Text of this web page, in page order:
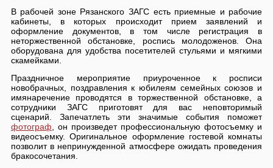
В рабочей зоне Рязанского ЗАГС есть приемные и рабочие
кабинеты, в которых происходит прием заявлений и
оформление документов, в том числе регистрация в
неторжественной обстановке, роспись молодоженов. Она
оборудована для удобства посетителей стульями и мягкими
скамейками.
Праздничное мероприятие приуроченное к росписи
новобрачных, поздравления к юбилеям семейных союзов и
имянаречение проводятся в торжественной обстановке, а
сотрудники ЗАГС приготовят для вас неповторимый
сценарий. Запечатлеть эти значимые события поможет
фотограф, он произведет профессиональную фотосъемку и
видеосъемку. Оригинальное оформление гостевой комнаты
позволит в непринужденной атмосфере ожидать проведения
бракосочетания.